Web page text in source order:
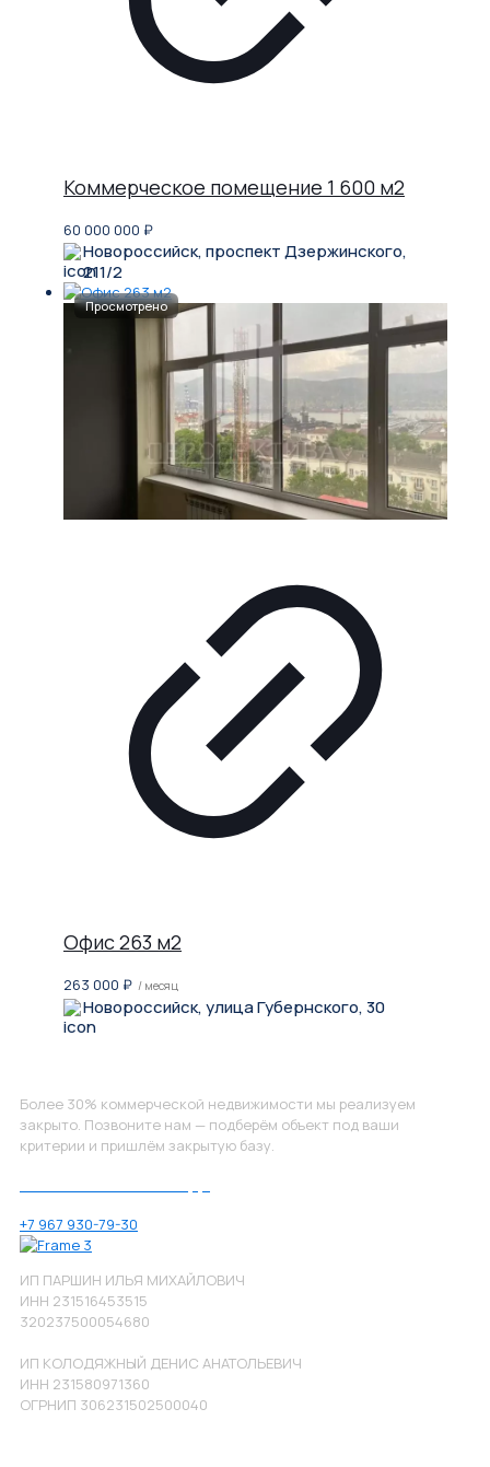
Коммерческое помещение 1 600 м2
60 000 000 ₽
Новороссийск, проспект Дзержинского,
211/2
Офис 263 м2
263 000 ₽ / месяц
Новороссийск, улица Губернского, 30
Более 30% коммерческой недвижимости мы реализуем
закрыто. Позвоните нам — подберём объект под ваши
критерии и пришлём закрытую базу.
+7 967 930-79-30
ИП ПАРШИН ИЛЬЯ МИХАЙЛОВИЧ
ИНН 231516453515
320237500054680
ИП КОЛОДЯЖНЫЙ ДЕНИС АНАТОЛЬЕВИЧ
ИНН 231580971360
ОГРНИП 306231502500040